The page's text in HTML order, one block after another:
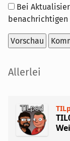
Optionen
Bei
benachrichtigen
Seitenleiste
Allerlei